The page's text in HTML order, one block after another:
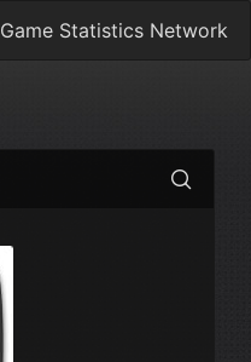
Game Statistics Network